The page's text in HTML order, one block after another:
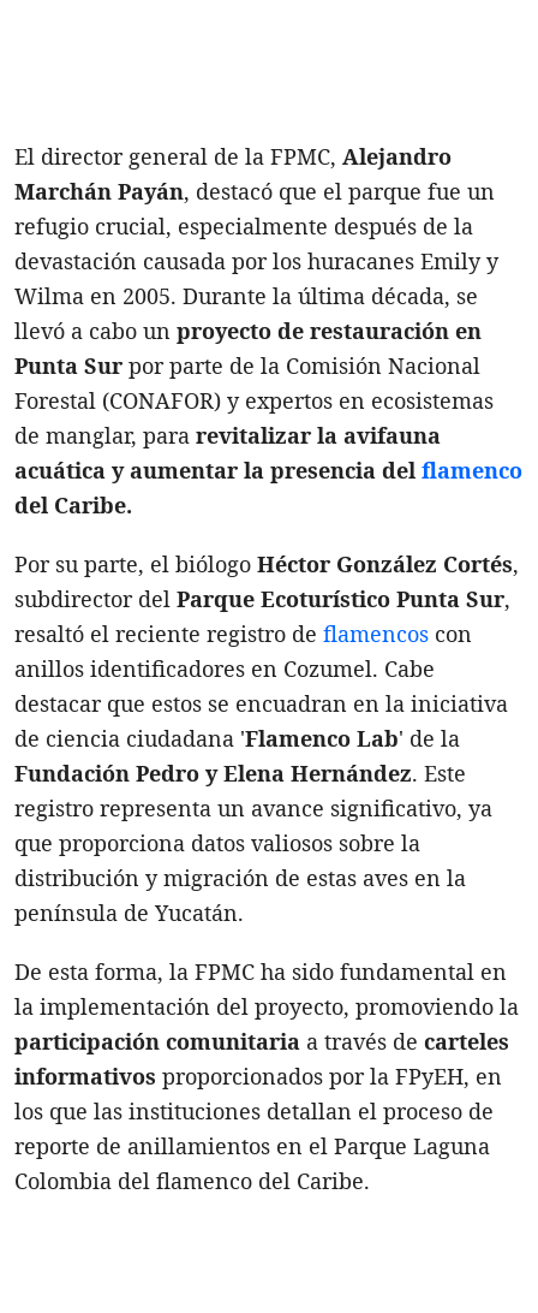
El director general de la FPMC, Alejandro
Marchán Payán, destacó que el parque fue un
refugio crucial, especialmente después de la
devastación causada por los huracanes Emily y
Wilma en 2005. Durante la última década, se
llevó a cabo un proyecto de restauración en
Punta Sur por parte de la Comisión Nacional
Forestal (CONAFOR) y expertos en ecosistemas
de manglar, para revitalizar la avifauna
acuática y aumentar la presencia del flamenco
del Caribe.
Por su parte, el biólogo Héctor González Cortés,
subdirector del Parque Ecoturístico Punta Sur,
resaltó el reciente registro de flamencos con
anillos identificadores en Cozumel. Cabe
destacar que estos se encuadran en la iniciativa
de ciencia ciudadana 'Flamenco Lab' de la
Fundación Pedro y Elena Hernández. Este
registro representa un avance significativo, ya
que proporciona datos valiosos sobre la
distribución y migración de estas aves en la
península de Yucatán.
De esta forma, la FPMC ha sido fundamental en
la implementación del proyecto, promoviendo la
participación comunitaria a través de carteles
informativos proporcionados por la FPyEH, en
los que las instituciones detallan el proceso de
reporte de anillamientos en el Parque Laguna
Colombia del flamenco del Caribe.